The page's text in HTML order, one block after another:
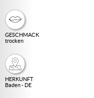
GESCHMACK
trocken
HERKUNFT
Baden - DE